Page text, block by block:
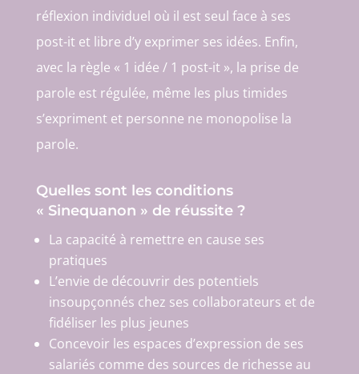
réflexion individuel où il est seul face à ses
post-it et libre d’y exprimer ses idées. Enfin,
avec la règle « 1 idée / 1 post-it », la prise de
parole est régulée, même les plus timides
s’expriment et personne ne monopolise la
parole.
Quelles sont les conditions
« Sinequanon » de réussite ?
La capacité à remettre en cause ses
pratiques
L’envie de découvrir des potentiels
insoupçonnés chez ses collaborateurs et de
fidéliser les plus jeunes
Concevoir les espaces d’expression de ses
salariés comme des sources de richesse au